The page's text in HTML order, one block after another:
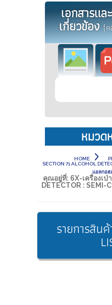
เอกสารแ
เกี่ยวข้อง(
หมวด
HOME
SECTION 71 ALCOHOL
แอลกอฮ
คุณอยู่ที่: 6X-เครื่องเ
DETECTOR : SEMI-
รายการสิน